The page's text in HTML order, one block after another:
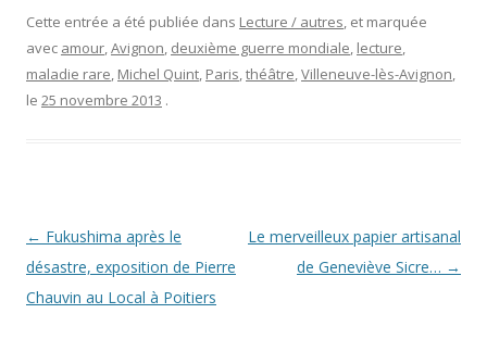
Cette entrée a été publiée dans Lecture / autres, et marquée
avec amour,Avignon, deuxième guerre mondiale, lecture,
maladie rare, Michel Quint, Paris,théâtre,Villeneuve-lès-Avignon,
le 25 novembre 2013 .
Navigation
des
articles
← Fukushima après le
désastre, exposition de Pierre
Chauvin au Local à Poitiers
Le merveilleux papier artisanal
de Geneviève Sicre… →